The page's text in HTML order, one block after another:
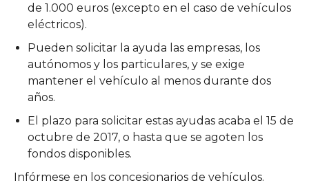
de 1.000 euros (excepto en el caso de vehículos
eléctricos).
Pueden solicitar la ayuda las empresas, los
autónomos y los particulares, y se exige
mantener el vehículo al menos durante dos
años.
El plazo para solicitar estas ayudas acaba el 15 de
octubre de 2017, o hasta que se agoten los
fondos disponibles.
Infórmese en los concesionarios de vehículos.